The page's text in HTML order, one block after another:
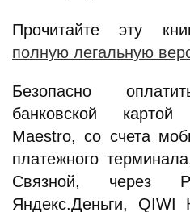
Прочитайте эту
полную легальную
Безопасно
банковской
Maestro, со счета
платежного
Связной, через
Яндекс.Деньги, QIWI